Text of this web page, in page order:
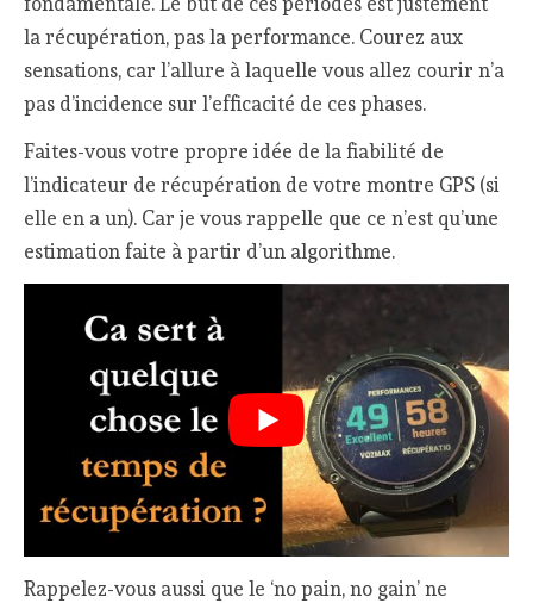
la récupération, pas la performance. Courez aux
sensations, car l’allure à laquelle vous allez courir n’a
pas d’incidence sur l’efficacité de ces phases.
Faites-vous votre propre idée de la fiabilité de
l’indicateur de récupération de votre montre GPS (si
elle en a un). Car je vous rappelle que ce n’est qu’une
estimation faite à partir d’un algorithme.
Rappelez-vous aussi que le ‘no pain, no gain’ ne